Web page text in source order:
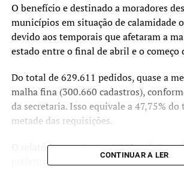
O benefício e destinado a moradores
municípios em situação de calamidade
devido aos temporais que afetaram a
estado entre o final de abril e o começo
Do total de 629.611 pedidos, quase a
malha fina (300.660 cadastros),
da secretaria. Isso equivale a 47,75% do
metade das requisições.
O relatório aponta que 1.262 cadastros
prefeituras em nome de pessoas já
CONTINUAR A LER